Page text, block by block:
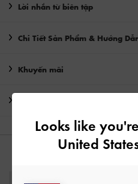
Lời nhắn từ biên tập
Chi Tiết Sản Phẩm & Hướng
Khuyến mãi
Looks like
United